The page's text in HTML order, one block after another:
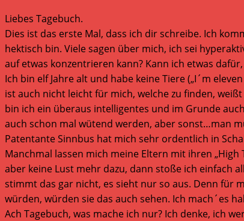
Liebes Tagebuch.
Dies ist das erste Mal, dass ich dir schreibe. Ich
hektisch bin. Viele sagen über mich, ich sei
auf etwas konzentrieren kann? Kann ich etwas
Ich bin elf Jahre alt und habe keine Tiere („I´m
ist auch nicht leicht für mich, welche zu finden,
bin ich ein überaus intelligentes und im Grunde
auch schon mal wütend werden, aber sonst…man
Patentante Sinnbus hat mich sehr ordentlich in
Manchmal lassen mich meine Eltern mit ihren
aber keine Lust mehr dazu, dann stoße ich einfach
stimmt das gar nicht, es sieht nur so aus. Denn für
würden, würden sie das auch sehen. Ich mach´es
Ach Tagebuch, was mache ich nur? Ich denke, ich